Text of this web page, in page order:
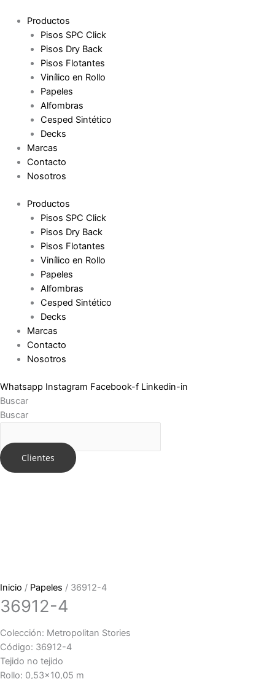
contenido
Productos
Pisos SPC Click
Pisos Dry Back
Pisos Flotantes
Vinílico en Rollo
Papeles
Alfombras
Cesped Sintético
Decks
Marcas
Contacto
Nosotros
Productos
Pisos SPC Click
Pisos Dry Back
Pisos Flotantes
Vinílico en Rollo
Papeles
Alfombras
Cesped Sintético
Decks
Marcas
Contacto
Nosotros
Whatsapp Instagram Facebook-f Linkedin-in
Buscar
Buscar
Clientes
Inicio / Papeles / 36912-4
36912-4
Colección: Metropolitan Stories
Código: 36912-4
Tejido no tejido
Rollo: 0,53×10,05 m